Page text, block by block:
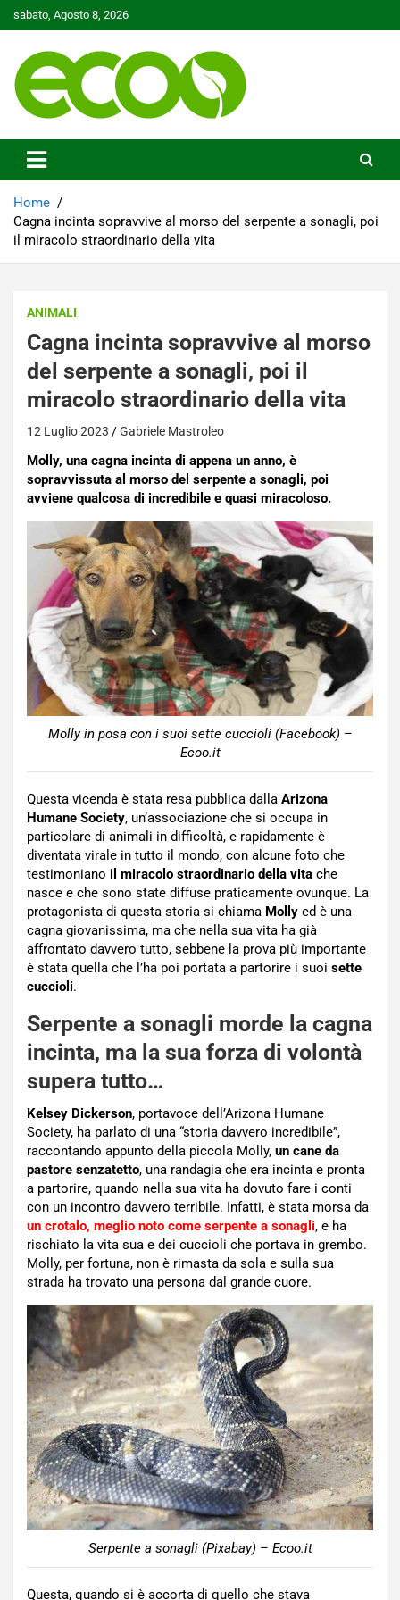
to
sabato, Agosto 8, 2026
Ecoo.it
Home
Cagna incinta sopravvive al morso del serpente a sonagli, poi
il miracolo straordinario della vita
ANIMALI
Cagna incinta sopravvive al morso
del serpente a sonagli, poi il
miracolo straordinario della vita
12 Luglio 2023 Gabriele Mastroleo
Molly, una cagna incinta di appena un anno, è
sopravvissuta al morso del serpente a sonagli, poi
avviene qualcosa di incredibile e quasi miracoloso.
Molly in posa con i suoi sette cuccioli (Facebook) –
Ecoo.it
Questa vicenda è stata resa pubblica dalla Arizona
Humane Society, un’associazione che si occupa in
particolare di animali in difficoltà, e rapidamente è
diventata virale in tutto il mondo, con alcune foto che
testimoniano il miracolo straordinario della vita che
nasce e che sono state diffuse praticamente ovunque. La
protagonista di questa storia si chiama Molly ed è una
cagna giovanissima, ma che nella sua vita ha già
affrontato davvero tutto, sebbene la prova più importante
è stata quella che l’ha poi portata a partorire i suoi sette
cuccioli.
Serpente a sonagli morde la cagna
incinta, ma la sua forza di volontà
supera tutto…
Kelsey Dickerson, portavoce dell’Arizona Humane
Society, ha parlato di una “storia davvero incredibile”,
raccontando appunto della piccola Molly, un cane da
pastore senzatetto, una randagia che era incinta e pronta
a partorire, quando nella sua vita ha dovuto fare i conti
con un incontro davvero terribile. Infatti, è stata morsa da
un crotalo, meglio noto come serpente a sonagli, e ha
rischiato la vita sua e dei cuccioli che portava in grembo.
Molly, per fortuna, non è rimasta da sola e sulla sua
strada ha trovato una persona dal grande cuore.
Serpente a sonagli (Pixabay) – Ecoo.it
Questa, quando si è accorta di quello che stava